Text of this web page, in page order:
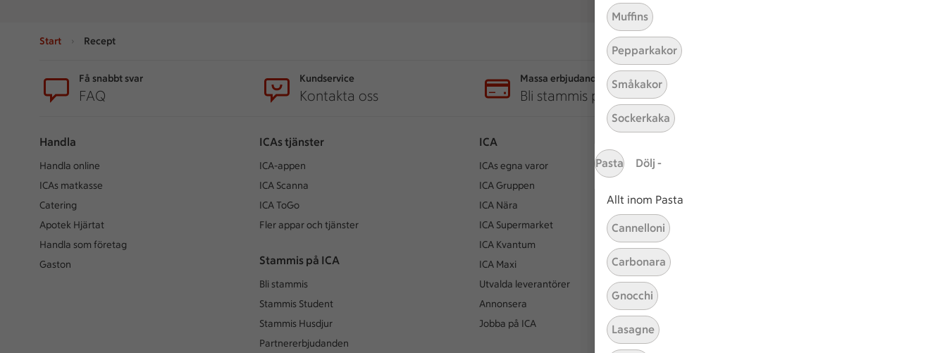
Muffins
Pepparkakor
Småkakor
Sockerkaka
Pasta Dölj -
Allt inom Pasta
Cannelloni
Carbonara
Gnocchi
Lasagne
Start Recept
Få snabbt svar
FAQ
Kundservice
Kontakta oss
Massa erbjudanden
Bli stammis på ICA
Handla
Handla online
ICAs matkasse
Catering
Apotek Hjärtat
Handla som företag
Gaston
ICAs tjänster
ICA-appen
ICA Scanna
ICA ToGo
Fler appar och tjänster
Stammis på ICA
Bli stammis
Stammis Student
Stammis Husdjur
Partnererbjudanden
ICA
ICAs egna varor
ICA Gruppen
ICA Nära
ICA Supermarket
ICA Kvantum
ICA Maxi
Utvalda leverantörer
Annonsera
Jobba på ICA